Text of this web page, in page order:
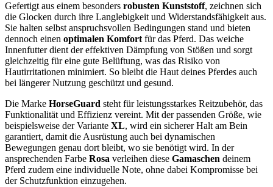
Gefertigt aus einem besonders robusten Kunststoff, zeichnen sich
die Glocken durch ihre Langlebigkeit und Widerstandsfähigkeit aus.
Sie halten selbst anspruchsvollen Bedingungen stand und bieten
dennoch einen optimalen Komfort für das Pferd. Das weiche
Innenfutter dient der effektiven Dämpfung von Stößen und sorgt
gleichzeitig für eine gute Belüftung, was das Risiko von
Hautirritationen minimiert. So bleibt die Haut deines Pferdes auch
bei längerer Nutzung geschützt und gesund.
Die Marke HorseGuard steht für leistungsstarkes Reitzubehör, das
Funktionalität und Effizienz vereint. Mit der passenden Größe, wie
beispielsweise der Variante XL, wird ein sicherer Halt am Bein
garantiert, damit die Ausrüstung auch bei dynamischen
Bewegungen genau dort bleibt, wo sie benötigt wird. In der
ansprechenden Farbe Rosa verleihen diese Gamaschen deinem
Pferd zudem eine individuelle Note, ohne dabei Kompromisse bei
der Schutzfunktion einzugehen.